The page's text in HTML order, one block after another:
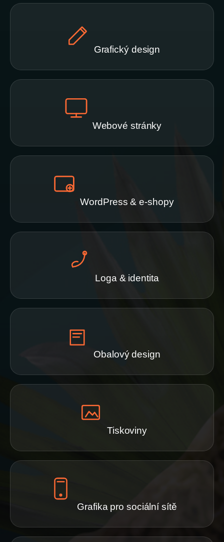
Grafický design
Webové stránky
WordPress & e-shopy
Loga & identita
Obalový design
Tiskoviny
Grafika pro sociální sítě